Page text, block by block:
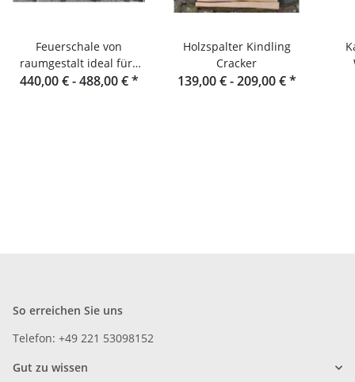
Feuerschale von
raumgestalt ideal fürs
Outdoor Cooking
440,00 € -488,00 €*
Holzspalter Kindling
Cracker
139,00 € -209,00 €*
So erreichen Sie uns
Telefon: +49 221 53098152
Gut zu wissen